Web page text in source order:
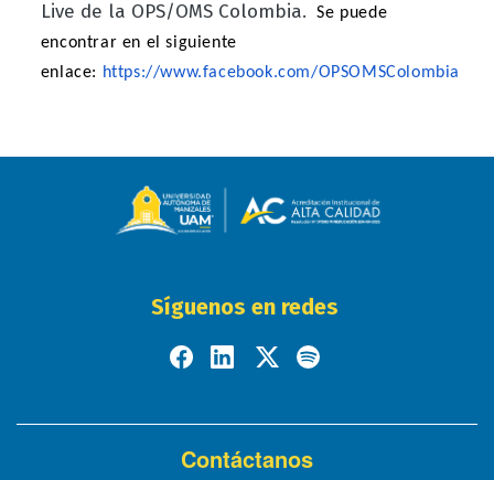
Live de la OPS/OMS Colombia.
Se puede
encontrar en el siguiente
enlace: https://www.facebook.com/OPSOMSColombia
Síguenos en redes
Contáctanos